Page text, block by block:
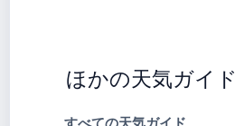
ほかの天気ガイド
すべての天気ガイド